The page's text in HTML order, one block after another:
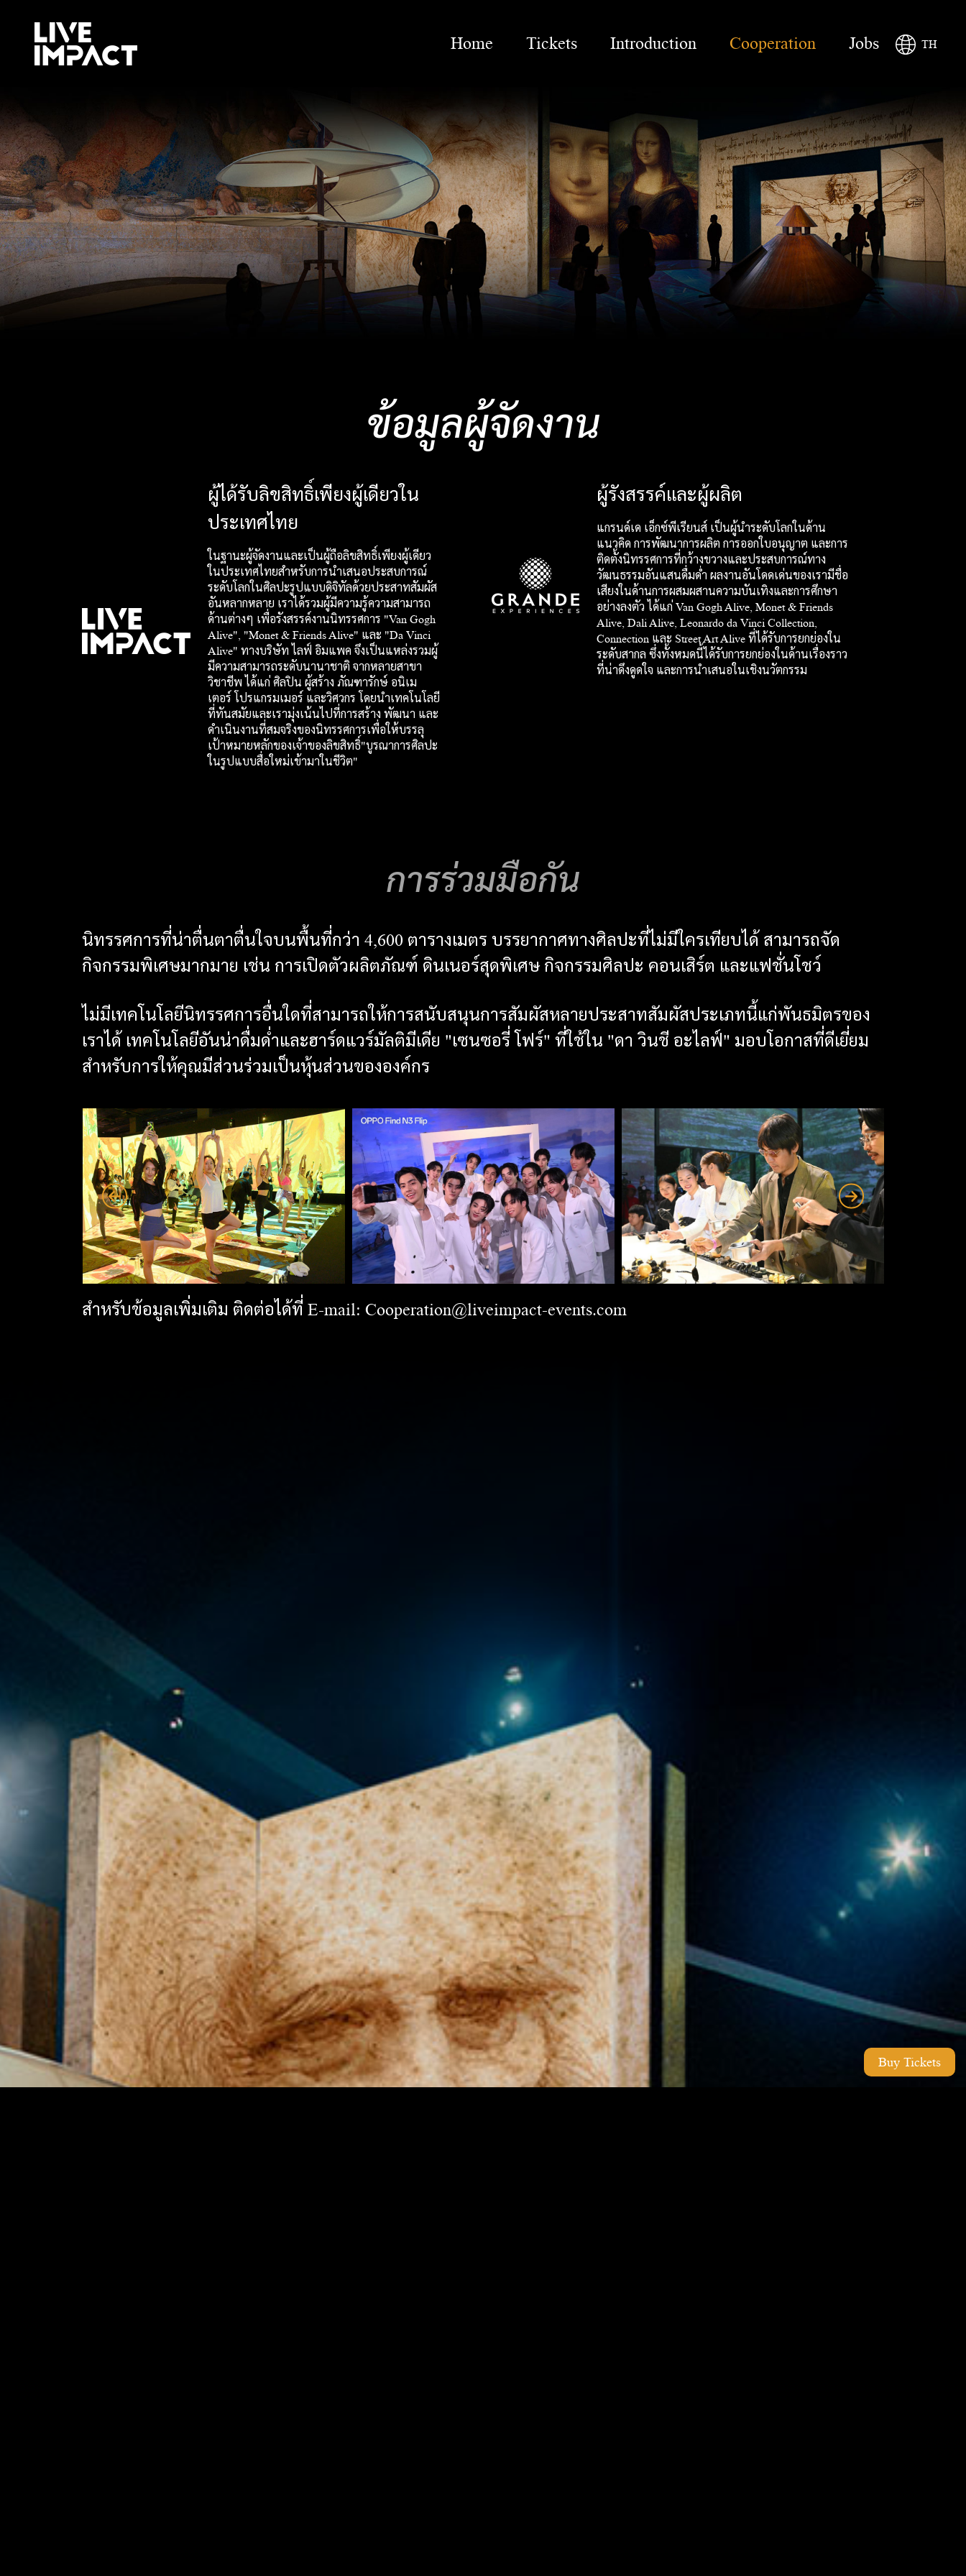
Home Tickets Introduction Cooperation Jobs TH
ข้อมูลผู้จัดงาน
ผู้ได้รับลิขสิทธิ์เพียงผู้เดียวใน
ประเทศไทย
ในฐานะผู้จัดงานและเป็นผู้ถือลิขสิทธิ์เพียงผู้เดียว
ในประเทศไทยสำหรับการนำเสนอประสบการณ์
ระดับโลกในศิลปะรูปแบบดิจิทัลด้วยประสาทสัมผัส
อันหลากหลาย เราได้รวมผู้มีความรู้ความสามารถ
ด้านต่างๆ เพื่อรังสรรค์งานนิทรรศการ "Van Gogh
Alive", "Monet & Friends Alive" และ "Da Vinci
Alive" ทางบริษัท ไลฟ์ อิมแพค จึงเป็นแหล่งรวมผู้
มีความสามารถระดับนานาชาติ จากหลายสาขา
วิชาชีพ ได้แก่ ศิลปิน ผู้สร้าง ภัณฑารักษ์ อนิเม
เตอร์ โปรแกรมเมอร์ และวิศวกร โดยนำเทคโนโลยี
ที่ทันสมัยและเรามุ่งเน้นไปที่การสร้าง พัฒนา และ
ดำเนินงานที่สมจริงของนิทรรศการเพื่อให้บรรลุ
เป้าหมายหลักของเจ้าของลิขสิทธิ์"บูรณาการศิลปะ
ในรูปแบบสื่อใหม่เข้ามาในชีวิต"
ผู้รังสรรค์และผู้ผลิต
แกรนด์เด เอ็กซ์พีเรียนส์ เป็นผู้นำระดับโลกในด้าน
แนวคิด การพัฒนาการผลิต การออกใบอนุญาต และการ
ติดตั้งนิทรรศการที่กว้างขวางและประสบการณ์ทาง
วัฒนธรรมอันแสนดื่มด่ำ ผลงานอันโดดเด่นของเรามีชื่อ
เสียงในด้านการผสมผสานความบันเทิงและการศึกษา
อย่างลงตัว ได้แก่ Van Gogh Alive, Monet & Friends
Alive, Dali Alive, Leonardo da Vinci Collection,
Connection และ Street Art Alive ที่ได้รับการยกย่องใน
ระดับสากล ซึ่งทั้งหมดนี้ได้รับการยกย่องในด้านเรื่องราว
ที่น่าดึงดูดใจ และการนำเสนอในเชิงนวัตกรรม
การร่วมมือกัน
นิทรรศการที่น่าตื่นตาตื่นใจบนพื้นที่กว่า 4,600 ตารางเมตร บรรยากาศทางศิลปะที่ไม่มีใครเทียบได้ สามารถจัด
กิจกรรมพิเศษมากมาย เช่น การเปิดตัวผลิตภัณฑ์ ดินเนอร์สุดพิเศษ กิจกรรมศิลปะ คอนเสิร์ต และแฟชั่นโชว์
ไม่มีเทคโนโลยีนิทรรศการอื่นใดที่สามารถให้การสนับสนุนการสัมผัสหลายประสาทสัมผัสประเภทนี้แก่พันธมิตรของ
เราได้ เทคโนโลยีอันน่าดื่มด่ำและฮาร์ดแวร์มัลติมีเดีย "เซนซอรี่ โฟร์" ที่ใช้ใน "ดา วินชี อะไลฟ์" มอบโอกาสที่ดีเยี่ยม
สำหรับการให้คุณมีส่วนร่วมเป็นหุ้นส่วนขององค์กร
สำหรับข้อมูลเพิ่มเติม ติดต่อได้ที่ E-mail: Cooperation@liveimpact-events.com
Buy Tickets